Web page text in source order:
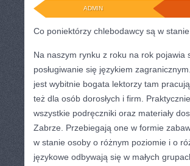
ADMIN
Co poniektórzy chlebodawcy są w
Na naszym rynku z roku na rok
posługiwanie się językiem
jest wybitnie bogata lektorzy tam
też dla osób dorosłych i firm.
wszystkie podręczniki oraz materiały
Zabrze. Przebiegają one w formie
w stanie osoby o różnym poziomie i o
językowe odbywają się w małych